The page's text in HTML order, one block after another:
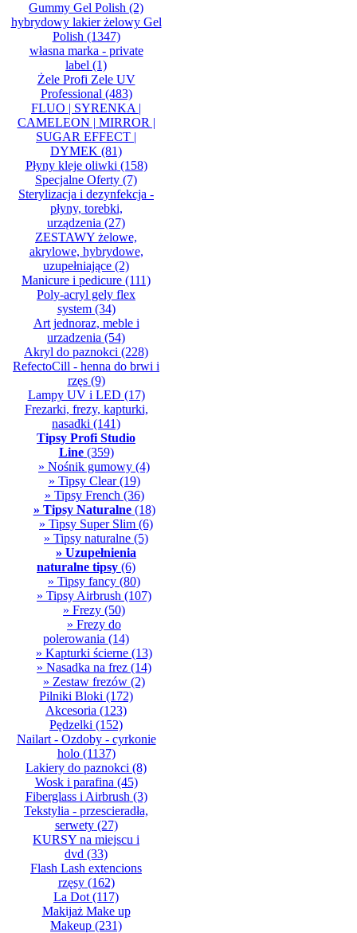
Gummy Gel Polish (2)
hybrydowy lakier żelowy Gel
Polish (1347)
własna marka - private
label (1)
Żele Profi Zele UV
Professional (483)
FLUO | SYRENKA |
CAMELEON | MIRROR |
SUGAR EFFECT |
DYMEK (81)
Płyny kleje oliwki (158)
Specjalne Oferty (7)
Sterylizacja i dezynfekcja -
płyny, torebki,
urządzenia (27)
ZESTAWY żelowe,
akrylowe, hybrydowe,
uzupełniające (2)
Manicure i pedicure (111)
Poly-acryl gely flex
system(34)
Art jednoraz, meble i
urzadzenia (54)
Akryl do paznokci (228)
RefectoCill - henna do brwi i
rzęs(9)
Lampy UV i LED (17)
Frezarki, frezy, kapturki,
nasadki (141)
Tipsy Profi Studio
Line(359)
» Nośnik gumowy (4)
» Tipsy Clear(19)
» Tipsy French (36)
» Tipsy Naturalne(18)
» Tipsy Super Slim (6)
» Tipsy naturalne (5)
» Uzupełnienia
naturalne tipsy (6)
» Tipsy fancy (80)
» Tipsy Airbrush (107)
» Frezy (50)
» Frezy do
polerowania (14)
» Kapturki ścierne (13)
» Nasadka na frez (14)
» Zestaw frezów (2)
Pilniki Bloki (172)
Akcesoria (123)
Pędzelki (152)
Nailart - Ozdoby - cyrkonie
holo(1137)
Lakiery do paznokci (8)
Wosk i parafina (45)
Fiberglass i Airbrush (3)
Tekstylia - przescieradła,
serwety(27)
KURSY na miejscu i
dvd (33)
Flash Lash extencions
rzęsy(162)
La Dot (117)
Makijaż Make up
Makeup (231)